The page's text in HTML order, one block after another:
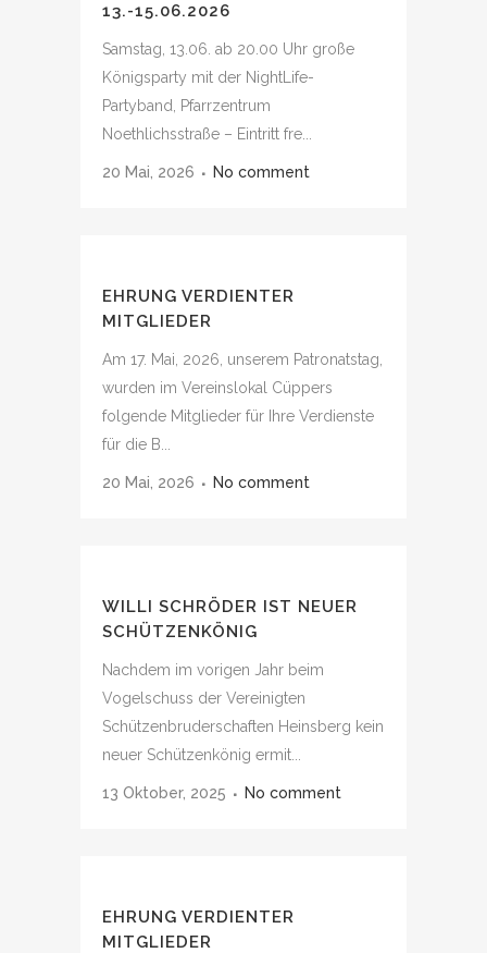
13.-15.06.2026
Samstag, 13.06. ab 20.00 Uhr große
Königsparty mit der NightLife-
Partyband, Pfarrzentrum
Noethlichsstraße – Eintritt fre...
20 Mai, 2026 No comment
EHRUNG VERDIENTER
MITGLIEDER
Am 17. Mai, 2026, unserem Patronatstag,
wurden im Vereinslokal Cüppers
folgende Mitglieder für Ihre Verdienste
für die B...
20 Mai, 2026 No comment
WILLI SCHRÖDER IST NEUER
SCHÜTZENKÖNIG
Nachdem im vorigen Jahr beim
Vogelschuss der Vereinigten
Schützenbruderschaften Heinsberg kein
neuer Schützenkönig ermit...
13 Oktober, 2025 No comment
EHRUNG VERDIENTER
MITGLIEDER